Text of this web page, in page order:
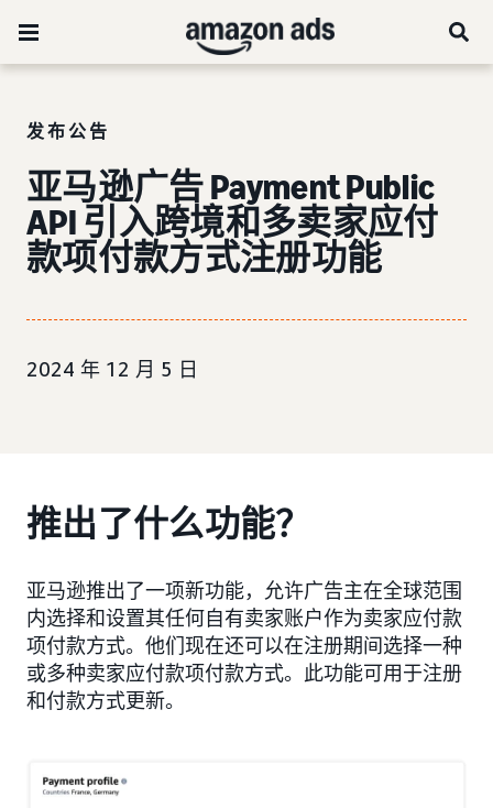
发布公告
亚马逊广告 Payment Public
API 引入跨境和多卖家应付
款项付款方式注册功能
2024 年 12 月 5 日
推出了什么功能？
亚马逊推出了一项新功能，允许广告主在全球范围
内选择和设置其任何自有卖家账户作为卖家应付款
项付款方式。他们现在还可以在注册期间选择一种
或多种卖家应付款项付款方式。此功能可用于注册
和付款方式更新。